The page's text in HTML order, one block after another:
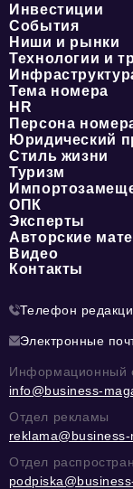
Инвестиции
События
Ниши и рынки
Технологии и
Тема номера
HR
Персона
Юридический
Стиль жизни
Туризм
ОПК
Эксперты
Авторские
Видео
Контакты
Телефон
Электронные
Информационный
info@business-
Отдел рекламы
Отдел